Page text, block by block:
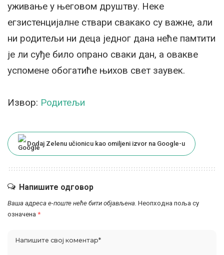
уживање у његовом друштву. Неке
егзистенцијалне ствари свакако су важне, али
ни родитељи ни деца једног дана неће памтити
је ли суђе било опрано сваки дан, а овакве
успомене обогатиће њихов свет заувек.
Извор: Родитељи
Dodaj Zelenu učionicu kao omiljeni izvor na Google-u
Напишите одговор
Ваша адреса е-поште неће бити објављена. Неопходна поља су
означена *